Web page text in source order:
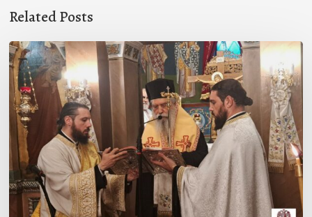
Related Posts
Ιερά
Παράκληση
στον
Ι.Ν.
Κοιμήσεως
της
Θεοτόκου
Μαγούλας